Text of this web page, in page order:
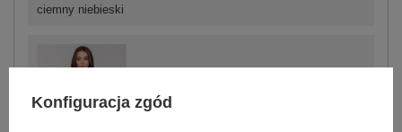
ciemny niebieski
One size
Konfiguracja zgód